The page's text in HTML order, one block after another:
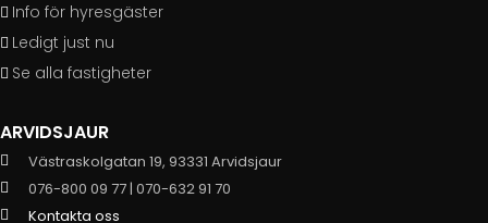
Info för hyresgäster
Ledigt just nu
Se alla fastigheter
ARVIDSJAUR
Västraskolgatan 19, 93331 Arvidsjaur
076-800 09 77 | 070-632 91 70
Kontakta oss